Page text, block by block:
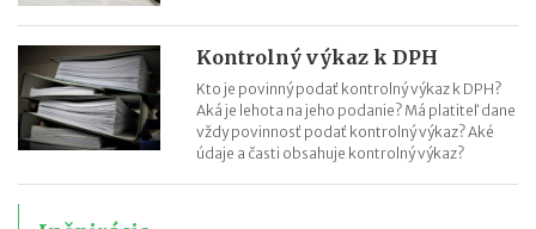
Kontrolný výkaz k DPH
Kto je povinný podať kontrolný výkaz k DPH?
Aká je lehota na jeho podanie? Má platiteľ dane
vždy povinnosť podať kontrolný výkaz? Aké
údaje a časti obsahuje kontrolný výkaz?